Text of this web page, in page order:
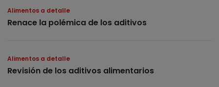
Alimentos a detalle
Renace la polémica de los aditivos
Alimentos a detalle
Revisión de los aditivos alimentarios